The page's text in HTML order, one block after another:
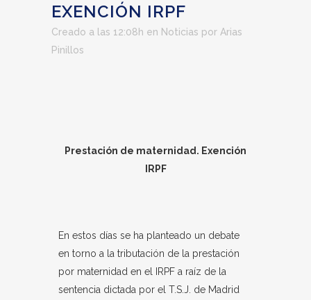
EXENCIÓN IRPF
Creado a las 12:08h en Noticias por Arias
Pinillos
Prestación de maternidad. Exención
IRPF
En estos días se ha planteado un debate
en torno a la tributación de la prestación
por maternidad en el IRPF a raíz de la
sentencia dictada por el T.S.J. de Madrid